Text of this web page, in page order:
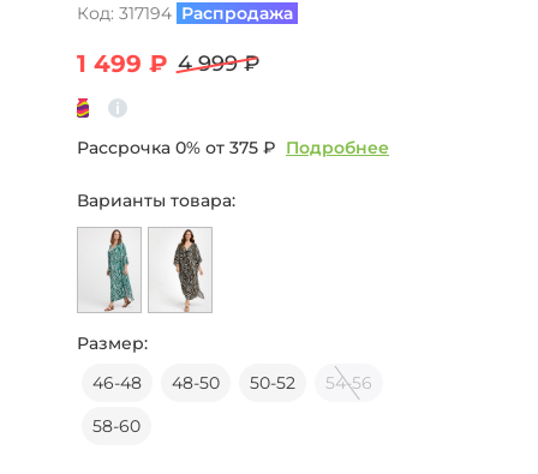
Код: 317194 Распродажа
1 499 ₽ 4 999 ₽
Рассрочка 0% от 375 ₽ Подробнее
Варианты товара:
Размер:
46-48
48-50 50-52
54-56
58-60